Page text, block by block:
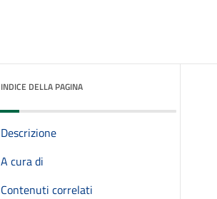
INDICE DELLA PAGINA
Descrizione
A cura di
Contenuti correlati